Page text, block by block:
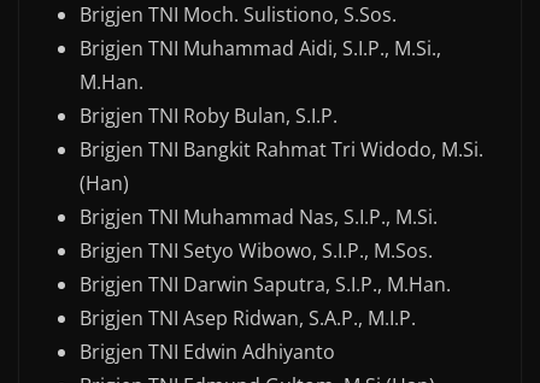
Brigjen TNI Moch. Sulistiono, S.Sos.
Brigjen TNI Muhammad Aidi, S.I.P., M.Si.,
M.Han.
Brigjen TNI Roby Bulan, S.I.P.
Brigjen TNI Bangkit Rahmat Tri Widodo, M.Si.
(Han)
Brigjen TNI Muhammad Nas, S.I.P., M.Si.
Brigjen TNI Setyo Wibowo, S.I.P., M.Sos.
Brigjen TNI Darwin Saputra, S.I.P., M.Han.
Brigjen TNI Asep Ridwan, S.A.P., M.I.P.
Brigjen TNI Edwin Adhiyanto